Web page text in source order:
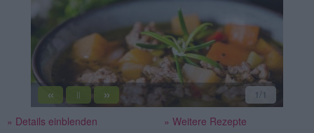
« || » 1 /1
» Details einblenden » Weitere Rezepte